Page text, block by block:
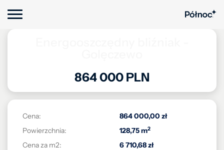
864 000 PLN
Cena:
864 000,00 zł
Powierzchnia:
128,75 m2
Cena za m2:
6 710,68 zł